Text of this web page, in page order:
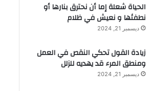
الحياة شعلة إما أن نحترق بنارها أو
نطفئها و نعيش في ظلام
ديسمبر 21, 2024
زيادة القول تحكي النقص في العمل
ومنطق المرء قد يهديه للزلل
ديسمبر 21, 2024